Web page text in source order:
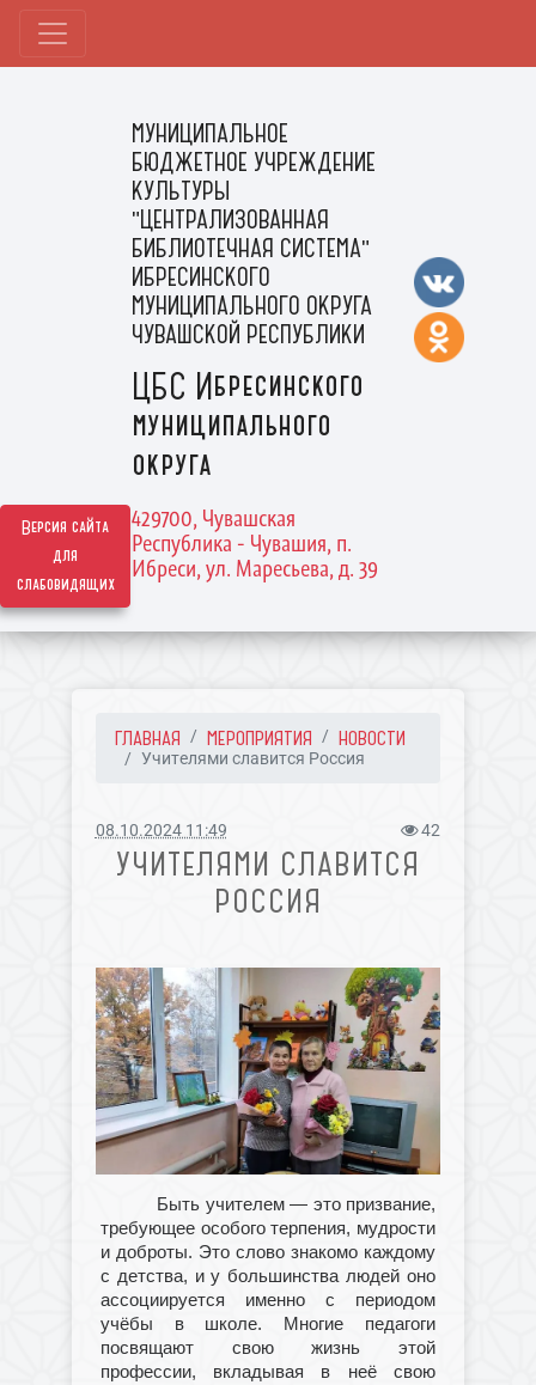
Версия сайта
для
слабовидящих
МУНИЦИПАЛЬНОЕ
БЮДЖЕТНОЕ УЧРЕЖДЕНИЕ
КУЛЬТУРЫ
"ЦЕНТРАЛИЗОВАННАЯ
БИБЛИОТЕЧНАЯ СИСТЕМА"
ИБРЕСИНСКОГО
МУНИЦИПАЛЬНОГО ОКРУГА
ЧУВАШСКОЙ РЕСПУБЛИКИ
ЦБС Ибресинского
муниципального
округа
429700, Чувашская
Республика - Чувашия, п.
Ибреси, ул. Маресьева, д. 39
ГЛАВНАЯ МЕРОПРИЯТИЯ НОВОСТИ
Учителями славится Россия
08.10.2024 11:49 42
УЧИТЕЛЯМИ СЛАВИТСЯ
РОССИЯ
Быть учителем — это призвание,
требующее особого терпения, мудрости
и доброты. Это слово знакомо каждому
с детства, и у большинства людей оно
ассоциируется именно с периодом
учёбы в школе. Многие педагоги
посвящают свою жизнь этой
профессии, вкладывая в неё свою